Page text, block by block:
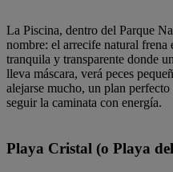
La Piscina, dentro del Parque
nombre: el arrecife natural frena
tranquila y transparente donde
lleva máscara, verá peces
alejarse mucho, un plan
seguir la caminata con energía.
Playa Cristal (o Playa